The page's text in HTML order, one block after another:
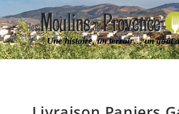
Une histoire, un terroir… un goût